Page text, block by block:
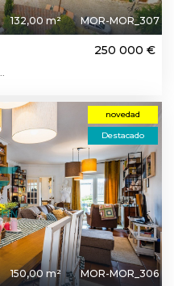
132,00 m² MOR-MOR_307
250 000 €
novedad
Destacado
150,00 m² MOR-MOR_306